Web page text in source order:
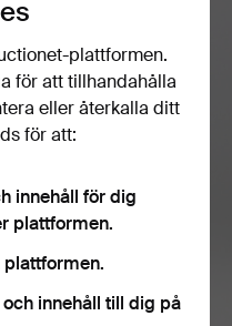
plattformen.
för att tillhandahålla
eller återkalla ditt
för att:
innehåll för dig
plattformen.
innehåll till dig på